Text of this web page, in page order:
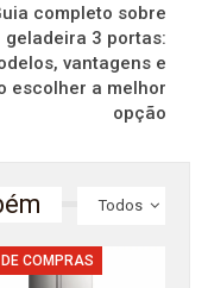
completo sobre
geladeira 3 portas:
vantagens e
escolher a melhor
opção
Todos
COMPRAS